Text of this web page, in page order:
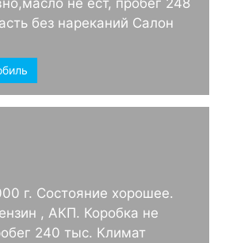
без нареканий Салон
г. Состояние хорошее.
, АКП. Коробка не
240 тыс. Климат